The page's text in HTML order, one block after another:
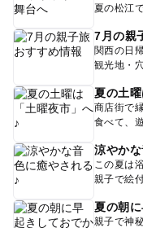
夏の松江
7月の親
関西の日
観光地・
夏の土
商店街で
食べて、
涼やか
この夏は
親子で絵
夏の朝
親子で神